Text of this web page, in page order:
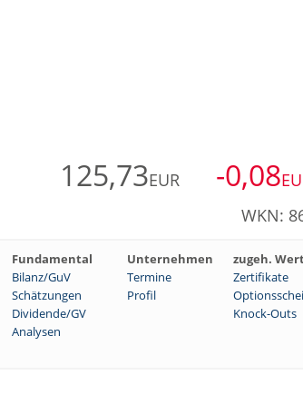
125,73EUR -0,08
WKN:
Fundamental Unternehmen zugeh.
Bilanz/GuV Termine Zertifikate
Schätzungen Profil
Dividende/GV
Knock-Outs
Analysen